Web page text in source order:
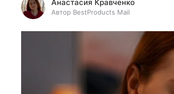
Анастасия Кравченко
Автор BestProducts Mail